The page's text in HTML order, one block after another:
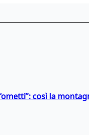
così la